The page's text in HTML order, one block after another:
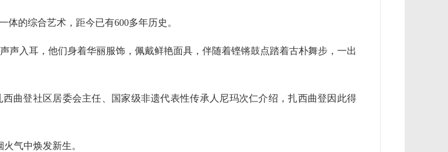
的综合艺术，距今已有600多年历史。
声入耳，他们身着华丽服饰，佩戴鲜艳面具，伴随着铿锵鼓点踏着古朴舞步，一出
曲登社区居委会主任、国家级非遗代表性传承人尼玛次仁介绍，扎西曲登因此得
气中焕发新生。